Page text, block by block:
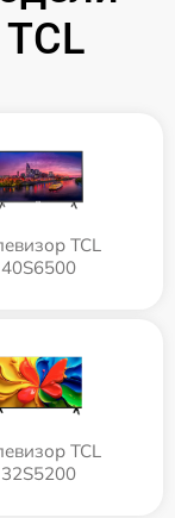
TCL
40S6500
TCL
32S5200